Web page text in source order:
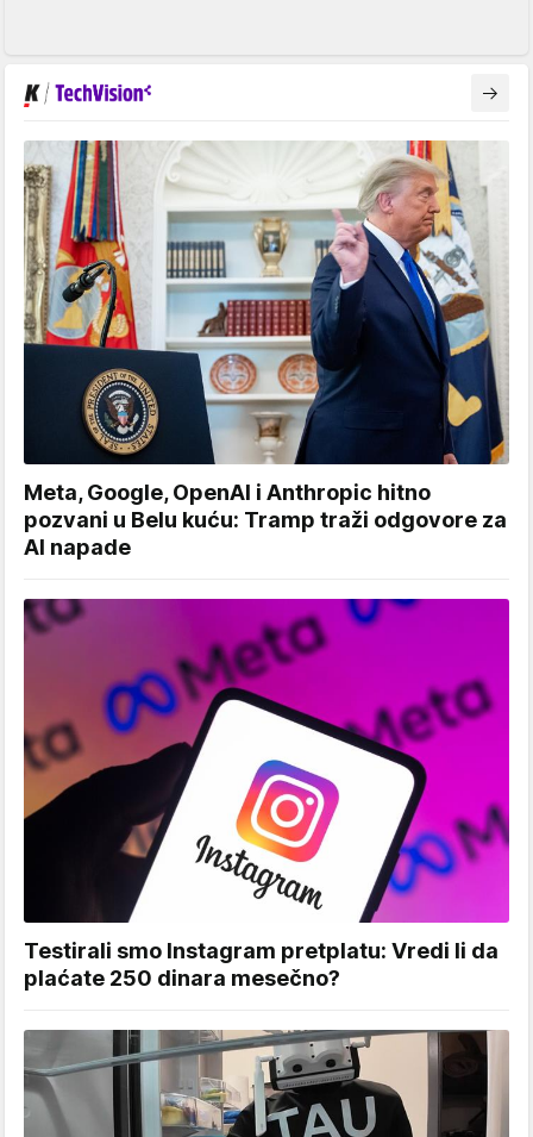
Meta, Google, OpenAI i Anthropic hitno
pozvani u Belu kuću: Tramp traži odgovore za
AI napade
Testirali smo Instagram pretplatu: Vredi li da
plaćate 250 dinara mesečno?